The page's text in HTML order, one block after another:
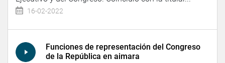
16-02-2022
Funciones de representación del Congreso
de la República en aimara